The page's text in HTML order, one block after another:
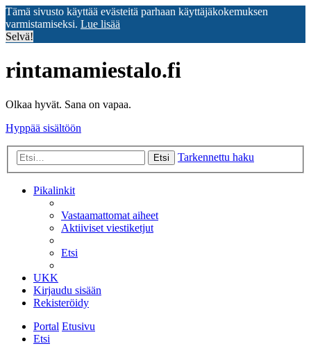
Tämä sivusto käyttää evästeitä parhaan käyttäjäkokemuksen
varmistamiseksi. Lue lisää
Selvä!
rintamamiestalo.fi
Olkaa hyvät. Sana on vapaa.
Hyppää sisältöön
Etsi Tarkennettu haku
Pikalinkit
Vastaamattomat aiheet
Aktiiviset viestiketjut
Etsi
UKK
Kirjaudu sisään
Rekisteröidy
Portal Etusivu
Etsi